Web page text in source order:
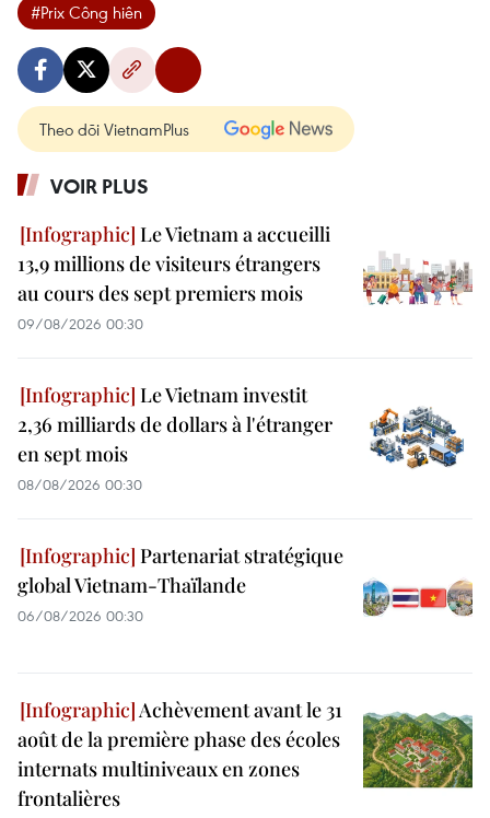
#Prix Công hiên
Theo dõi VietnamPlus
VOIR PLUS
Le Vietnam a accueilli
13,9 millions de visiteurs étrangers
au cours des sept premiers mois
09/08/2026 00:30
Le Vietnam investit
2,36 milliards de dollars à l'étranger
en sept mois
08/08/2026 00:30
Partenariat stratégique
global Vietnam-Thaïlande
06/08/2026 00:30
Achèvement avant le 31
août de la première phase des écoles
internats multiniveaux en zones
frontalières